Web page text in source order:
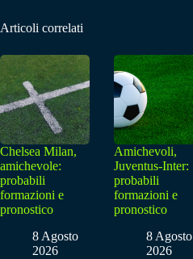
Articoli correlati
Chelsea Milan,
amichevole:
probabili
formazioni e
pronostico
8 Agosto
2026
Amichevoli,
Juventus-Inter:
probabili
formazioni e
pronostico
8 Agosto
2026